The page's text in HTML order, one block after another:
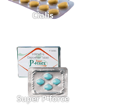
Cialis
Super P-force